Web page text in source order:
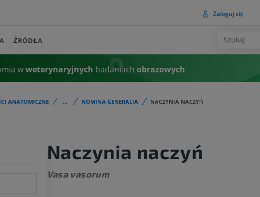
Zaloguj się
ŹRÓDŁA
wweterynaryjnych badaniach obrazowych
ANATOMICZNE ... NOMINA GENERALIA NACZYNIA NACZYŃ
Naczynia naczyń
Vasa vasorum